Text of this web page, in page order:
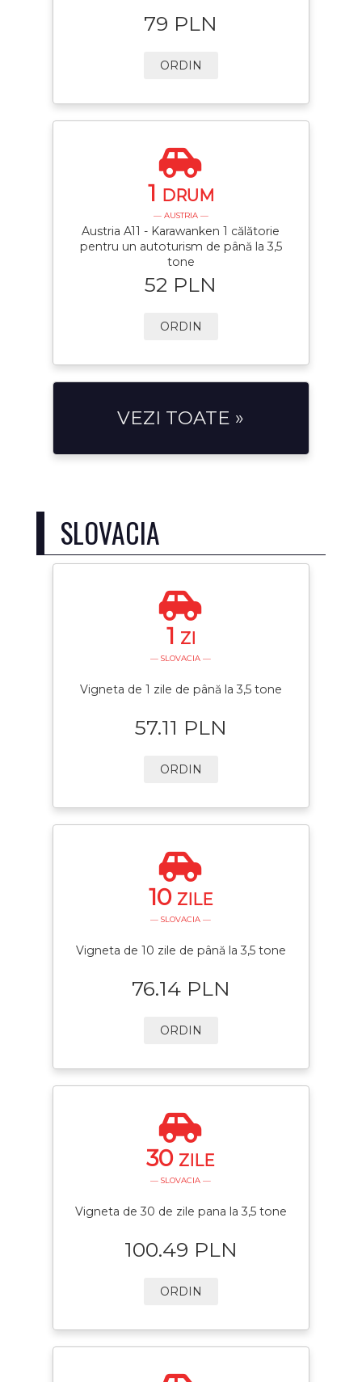
79 PLN
ORDIN
1 DRUM
— AUSTRIA —
Austria A11 - Karawanken 1 călătorie
pentru un autoturism de până la 3,5
tone
52 PLN
ORDIN
VEZI TOATE »
SLOVACIA
1 ZI
— SLOVACIA —
Vigneta de 1 zile de până la 3,5 tone
57.11 PLN
ORDIN
10 ZILE
— SLOVACIA —
Vigneta de 10 zile de până la 3,5 tone
76.14 PLN
ORDIN
30 ZILE
— SLOVACIA —
Vigneta de 30 de zile pana la 3,5 tone
100.49 PLN
ORDIN